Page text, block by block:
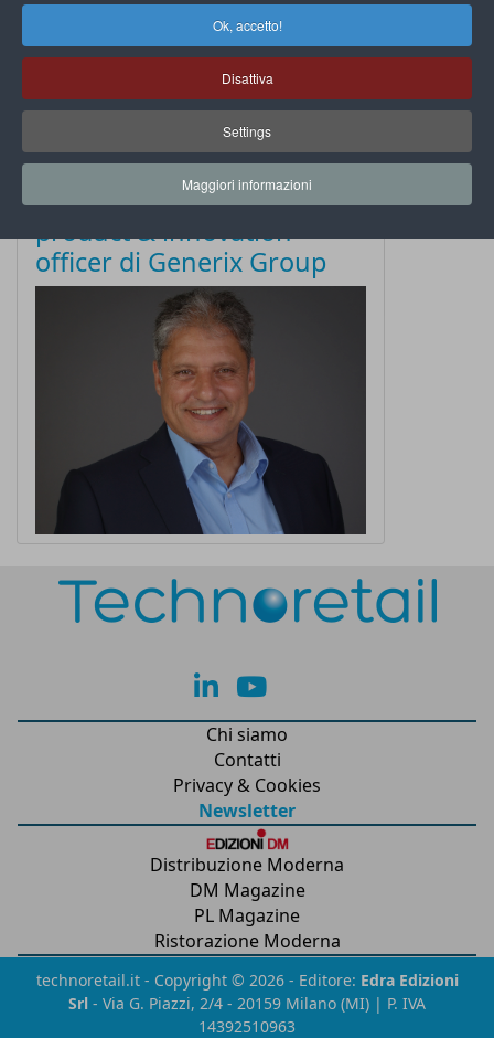
Ok, accetto!
Disattiva
Settings
Maggiori informazioni
Karim Hyatt nuovo chief
product & innovation
officer di Generix Group
lk yt
Chi siamo
Contatti
Privacy & Cookies
Newsletter
Distribuzione Moderna
DM Magazine
PL Magazine
Ristorazione Moderna
technoretail.it - Copyright © 2026 - Editore: Edra Edizioni
Srl - Via G. Piazzi, 2/4 - 20159 Milano (MI) | P. IVA
14392510963